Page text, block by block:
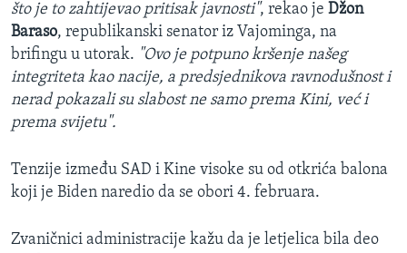
što je to zahtijevao pritisak javnosti", rekao je Džon
Baraso, republikanski senator iz Vajominga, na
brifingu u utorak. "Ovo je potpuno kršenje našeg
integriteta kao nacije, a predsjednikova ravnodušnost i
nerad pokazali su slabost ne samo prema Kini, već i
prema svijetu".
Tenzije između SAD i Kine visoke su od otkrića balona
koji je Biden naredio da se obori 4. februara.
Zvaničnici administracije kažu da je letjelica bila deo